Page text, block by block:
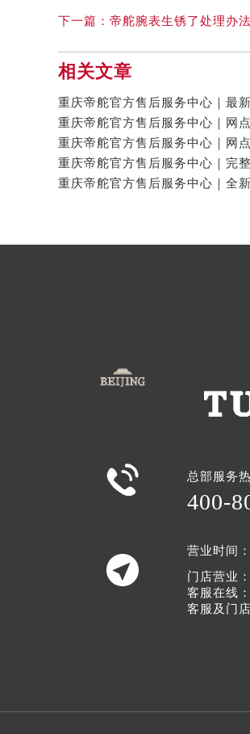
下一篇： 帝舵腕表生锈了处理办
相关文章
 总部服务
400-

营业时间：
门店营业
客服在线
客服及门